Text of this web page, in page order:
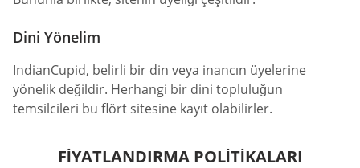
Dini Yönelim
IndianCupid, belirli bir din veya inancın üyelerine
yönelik değildir. Herhangi bir dini topluluğun
temsilcileri bu flört sitesine kayıt olabilirler.
FIYATLANDIRMA POLITIKALARI